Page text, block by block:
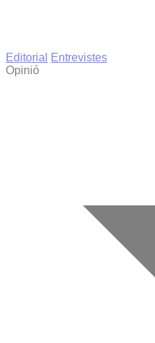
Editorial
Entrevistes
Opinió